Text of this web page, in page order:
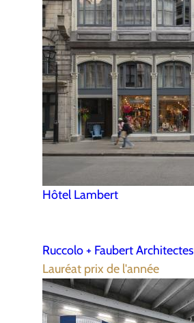
Hôtel Lambert
Ruccolo + Faubert Architectes
Lauréat prix de l'année